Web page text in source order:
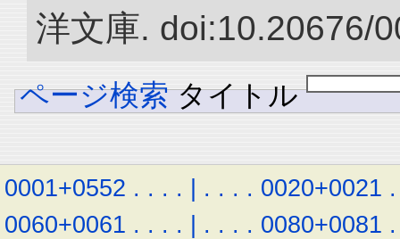
洋文庫. doi:10.20676/
ページ検索 タイトル
0001+0552 . . . . | . . . . 0020+0021 .
0060+0061 . . . . | . . . . 0080+0081 .